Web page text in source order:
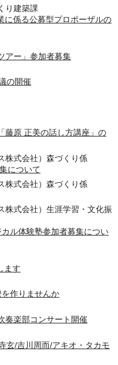
り建築課
に係る公募型プロポーザルの
アー」参加者募集
の開催
藤原 正美の話し方講座」の
株式会社）森づくり係
について
株式会社）森づくり係
株式会社）生涯学習・文化振
ル体験塾参加者募集につい
ます
作りませんか
奏楽部コンサート開催
玄/吉川周而/アキオ・タカモ